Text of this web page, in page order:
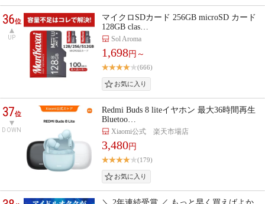
36位
UP
マイクロSDカード 256GB microSD カード
128GB clas…
Sol Aroma
1,698円～
(666)
37位
DOWN
Redmi Buds 8 liteイヤホン 最大36時間再生
Bluetoo…
Xiaomi公式 楽天市場店
3,480円
(179)